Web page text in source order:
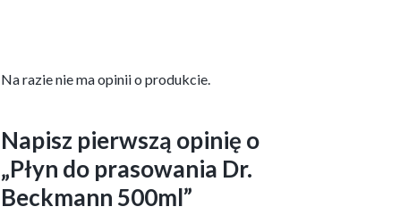
Na razie nie ma opinii o produkcie.
Napisz pierwszą opinię o
„Płyn do prasowania Dr.
Beckmann 500ml”